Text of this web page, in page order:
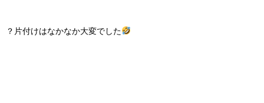
？片付けはなかなか大変でした